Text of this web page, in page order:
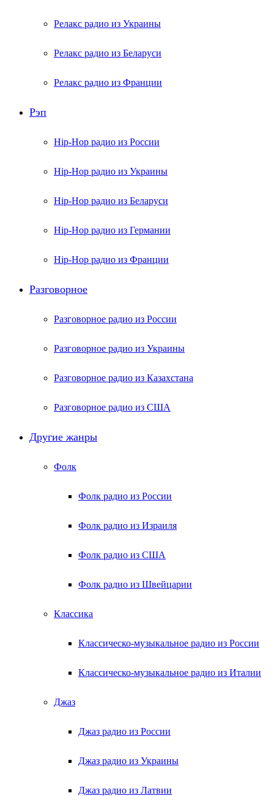
Релакс радио из Украины
Релакс радио из Беларуси
Релакс радио из Франции
Рэп
Hip-Hop радио из России
Hip-Hop радио из Украины
Hip-Hop радио из Беларуси
Hip-Hop радио из Германии
Hip-Hop радио из Франции
Разговорное
Разговорное радио из России
Разговорное радио из Украины
Разговорное радио из Казахстана
Разговорное радио из США
Другие жанры
Фолк
Фолк радио из России
Фолк радио из Израиля
Фолк радио из США
Фолк радио из Швейцарии
Классика
Классическо-музыкальное радио из России
Классическо-музыкальное радио из Италии
Джаз
Джаз радио из России
Джаз радио из Украины
Джаз радио из Латвии